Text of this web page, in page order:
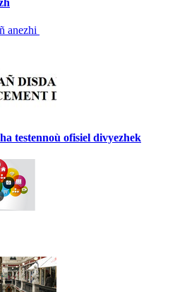
anezhi
testennoù ofisiel divyezhek